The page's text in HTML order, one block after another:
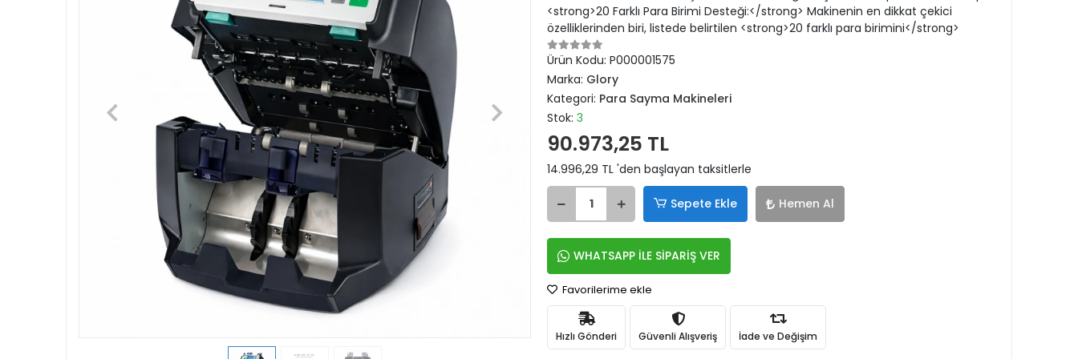
<strong>20 Farklı Para Birimi Desteği:</strong> Makinenin en dikkat çekici
özelliklerinden biri, listede belirtilen <strong>20 farklı para birimini</strong>
Ürün Kodu: P000001575
Marka: Glory
Kategori: Para Sayma Makineleri
Stok: 3
90.973,25 TL
14.996,29 TL 'den başlayan taksitlerle
Sepete Ekle Hemen Al
WHATSAPP İLE SİPARİŞ VER
Favorilerime ekle
Hızlı Gönderi Güvenli Alışveriş İade ve Değişim